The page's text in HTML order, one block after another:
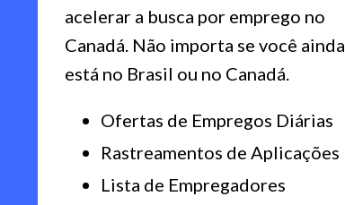
acelerar a busca por emprego no
Canadá. Não importa se você ainda
está no Brasil ou no Canadá.
Ofertas de Empregos Diárias
Rastreamentos de Aplicações
Lista de Empregadores